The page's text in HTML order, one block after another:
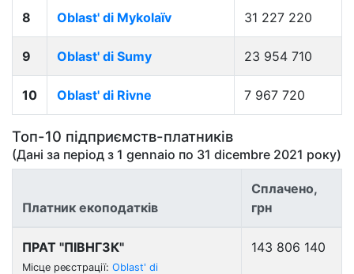
8 Oblast' di Mykolaïv 31 227 220
9 Oblast' di Sumy 23 954 710
10 Oblast' di Rivne 7 967 720
Топ-10 підприємств-платників
(Дані за період з 1 gennaio по 31 dicembre 2021 року)
Платник екоподатків
Сплачено,
грн
ПРАТ "ПІВНГЗК"
Місце реєстрації: Oblast' di
143 806 140